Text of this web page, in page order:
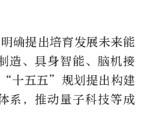
确提出培育发展未来能
造、具身智能、脑机接
“十五五”规划提出构建
系，推动量子科技等成